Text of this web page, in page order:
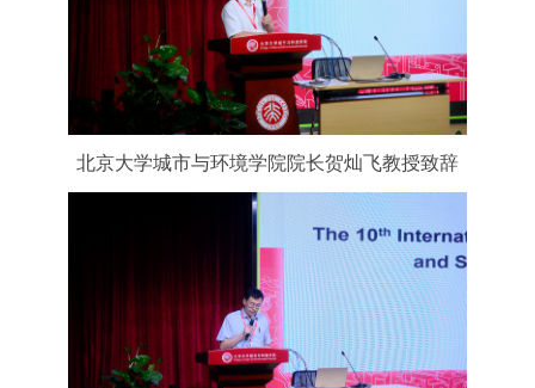
北京大学城市与环境学院院长贺灿飞教授致辞